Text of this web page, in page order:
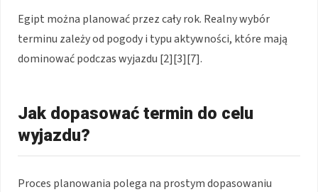
Egipt można planować przez cały rok. Realny wybór
terminu zależy od pogody i typu aktywności, które mają
dominować podczas wyjazdu [2][3][7].
Jak dopasować termin do celu
wyjazdu?
Proces planowania polega na prostym dopasowaniu